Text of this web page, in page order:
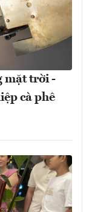
mặt trời -
cà phê